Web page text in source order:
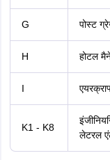
G पोस्ट
H होटल
I
K1 - K8
लेटरल